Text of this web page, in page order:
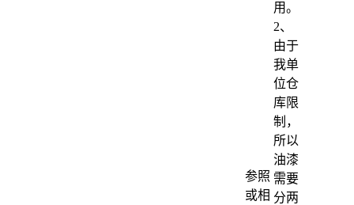
参照
或相
用。
2、
由于
我单
位仓
库限
制，
所以
油漆
需要
分两